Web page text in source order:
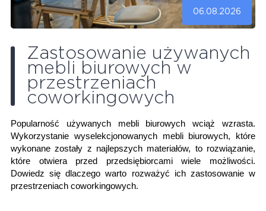
06.08.2026
Zastosowanie używanych
mebli biurowych w
przestrzeniach
coworkingowych
Popularność używanych mebli biurowych wciąż wzrasta.
Wykorzystanie wyselekcjonowanych mebli biurowych, które
wykonane zostały z najlepszych materiałów, to rozwiązanie,
które otwiera przed przedsiębiorcami wiele możliwości.
Dowiedz się dlaczego warto rozważyć ich zastosowanie w
przestrzeniach coworkingowych.